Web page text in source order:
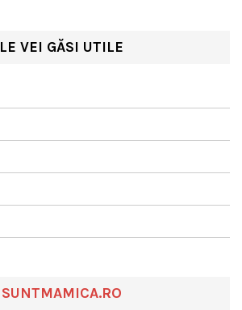
LE VEI GĂSI UTILE
SUNTMAMICA.RO